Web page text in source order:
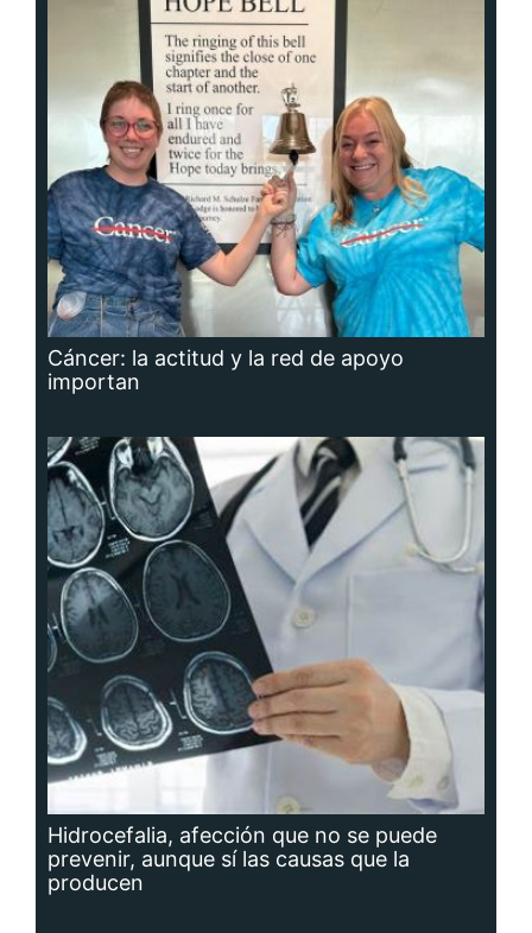
Cáncer: la actitud y la red de apoyo
importan
Hidrocefalia, afección que no se puede
prevenir, aunque sí las causas que la
producen